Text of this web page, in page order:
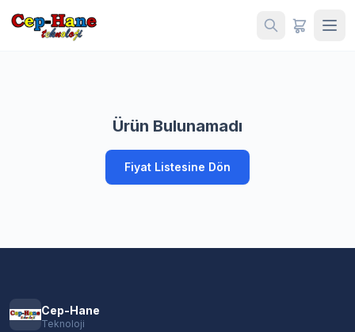
Ürün Bulunamadı
Fiyat Listesine Dön
Cep-Hane
Teknoloji